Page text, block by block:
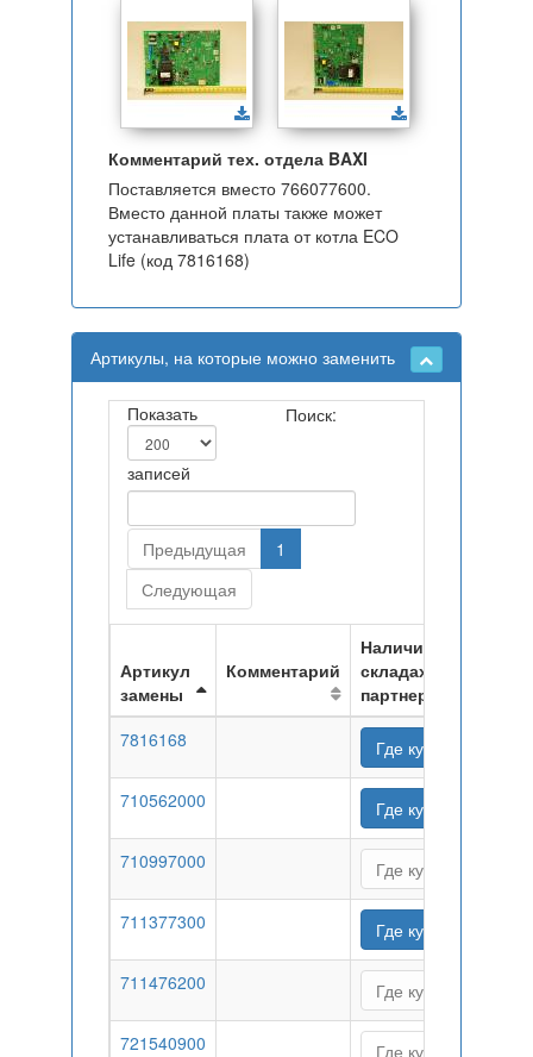
Комментарий тех. отдела BAXI
Поставляется вместо 766077600.
Вместо данной платы также может
устанавливаться плата от котла ECO
Life (код 7816168)
Артикулы, на которые можно заменить
Показать
записей
Поиск:
Предыдущая
1
Следующая
Артикул
замены
Комментарий
Наличие на
складах
партнеров
7816168
Где купить
710562000 Где купить
710997000 Где купить
711377300 Где купить
711476200 Где купить
721540900 Где купить